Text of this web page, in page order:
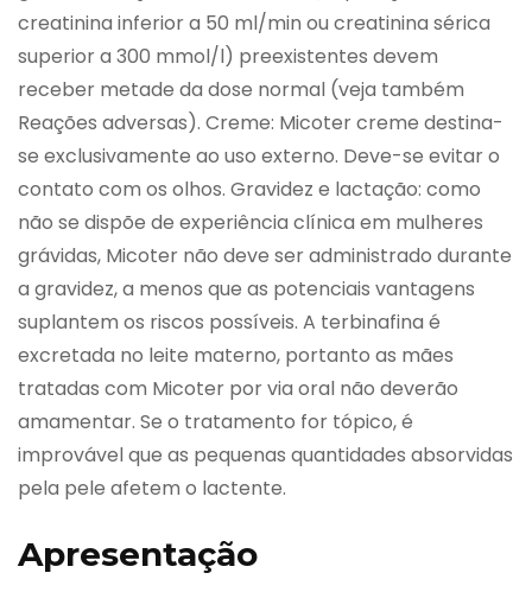
creatinina inferior a 50 ml/min ou creatinina sérica
superior a 300 mmol/l) preexistentes devem
receber metade da dose normal (veja também
Reações adversas). Creme: Micoter creme destina-
se exclusivamente ao uso externo. Deve-se evitar o
contato com os olhos. Gravidez e lactação: como
não se dispõe de experiência clínica em mulheres
grávidas, Micoter não deve ser administrado durante
a gravidez, a menos que as potenciais vantagens
suplantem os riscos possíveis. A terbinafina é
excretada no leite materno, portanto as mães
tratadas com Micoter por via oral não deverão
amamentar. Se o tratamento for tópico, é
improvável que as pequenas quantidades absorvidas
pela pele afetem o lactente.
Apresentação